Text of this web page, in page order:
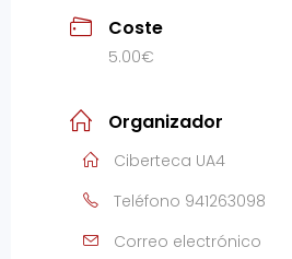
Coste
5.00€
Organizador
Ciberteca UA4
Teléfono 941263098
Correo electrónico